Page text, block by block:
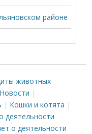
районе
животных
Новости
Кошки и котята
деятельности
о деятельности